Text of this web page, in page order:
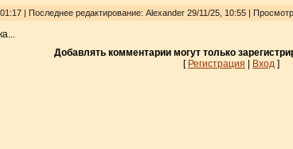
| Последнее редактирование: Alexander 29/11/25, 10:55 |
Добавлять комментарии могут только
[ Регистрация | Вход ]